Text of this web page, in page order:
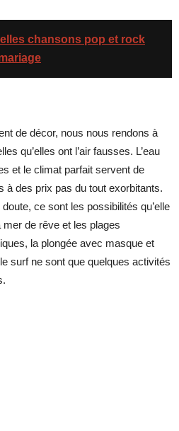
chansons pop et rock
de décor, nous nous rendons à
qu’elles ont l’air fausses. L’eau
et le climat parfait servent de
à des prix pas du tout exorbitants.
ce sont les possibilités qu’elle
mer de rêve et les plages
la plongée avec masque et
surf ne sont que quelques activités